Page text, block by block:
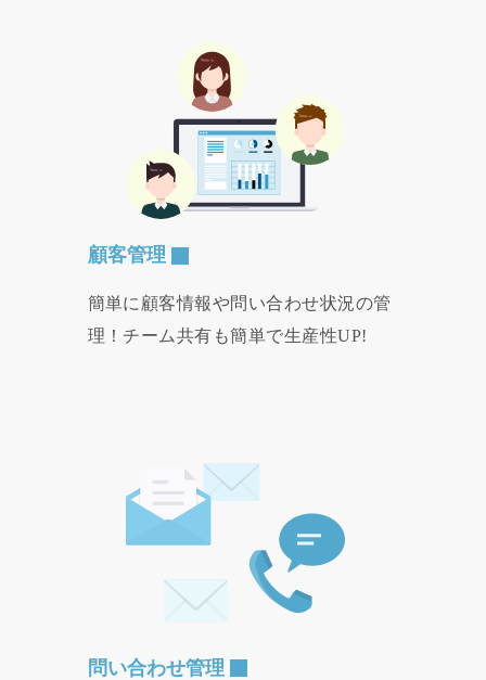
顧客管理
簡単に顧客情報や問い合わせ状況の管
理！チーム共有も簡単で生産性UP!
問い合わせ管理